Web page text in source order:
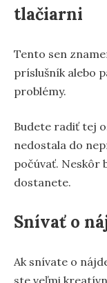
tlačiarni
Tento sen
príslušník alebo
problémy.
Budete radiť tej
nedostala do
počúvať. Neskôr
dostanete.
Snívať o
Ak snívate o